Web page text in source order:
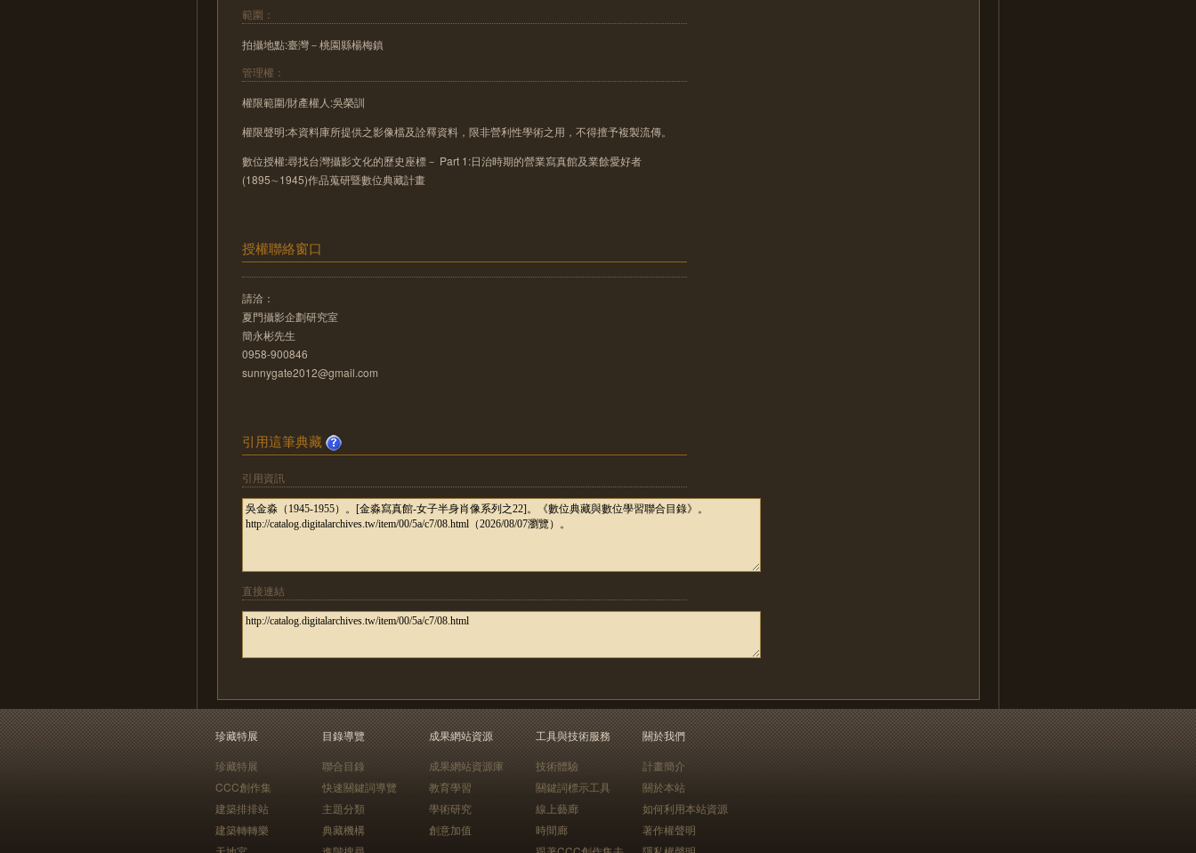
範圍：
拍攝地點:臺灣－桃園縣楊梅鎮
管理權：
權限範圍/財產權人:吳榮訓
權限聲明:本資料庫所提供之影像檔及詮釋資料，限非營利性學術之用，不得擅予複製流傳。
數位授權:尋找台灣攝影文化的歷史座標－ Part 1:日治時期的營業寫真館及業餘愛好者
(1895∼1945)作品蒐研暨數位典藏計畫
授權聯絡窗口
請洽：
夏門攝影企劃研究室
簡永彬先生
0958-900846
sunnygate2012@gmail.com
引用這筆典藏
引用資訊
直接連結
珍藏特展
珍藏特展
CCC創作集
建築排排站
建築轉轉樂
目錄導覽
聯合目錄
快速關鍵詞導覽
主題分類
典藏機構
成果網站資源
成果網站資源庫
教育學習
學術研究
創意加值
工具與技術服務
技術體驗
關鍵詞標示工具
線上藝廊
時間廊
關於我們
計畫簡介
關於本站
如何利用本站資源
著作權聲明